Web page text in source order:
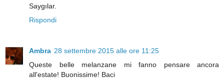
Saygılar.
Rispondi
Ambra 28 settembre 2015 alle ore 11:25
Queste belle melanzane mi fanno pensare ancora
all'estate! Buonissime! Baci